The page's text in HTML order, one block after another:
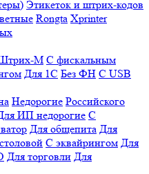
Этикеток и штрих-кодов
Rongta Xprinter
М С фискальным
Для 1С Без ФН С USB
Недорогие Российского
ИП недорогие С
Для общепита Для
С эквайрингом Для
Для торговли Для